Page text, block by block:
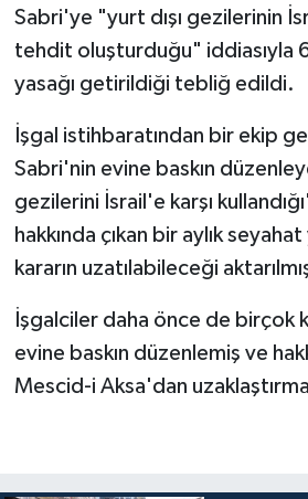
Sabri'ye "yurt dışı gezilerinin
tehdit oluşturduğu" iddiasıyla
yasağı getirildiği tebliğ edildi.
İşgal istihbaratından bir ekip
Sabri'nin evine baskın
gezilerini İsrail'e karşı
hakkında çıkan bir aylık
kararın uzatılabileceği
İşgalciler daha önce de birçok
evine baskın düzenlemiş ve
Mescid-i Aksa'dan
Bitlis Müftülüğü
Burdur Müftülüğü
Bursa Müftülüğü
Çanakkale Müftülüğü
Çorum Müftülüğü
Sağlık
Ekonomi
Duyurular
Podcast
Biyografiler